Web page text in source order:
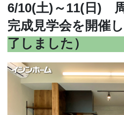
6/10(土)～11(日)
完成見学会を開催
了しました）